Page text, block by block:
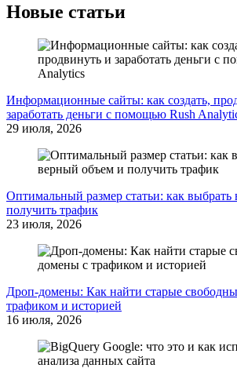
Новые статьи
Информационные сайты: как создать,
заработать деньги с помощью Rush
29 июля, 2026
Оптимальный размер статьи: как
получить трафик
23 июля, 2026
Дроп-домены: Как найти старые
трафиком и историей
16 июля, 2026